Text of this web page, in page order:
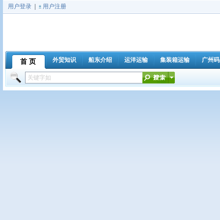
用户登录 用户注册
首 页 外贸知识 船东介绍 运洋运输 集装箱运输 广州